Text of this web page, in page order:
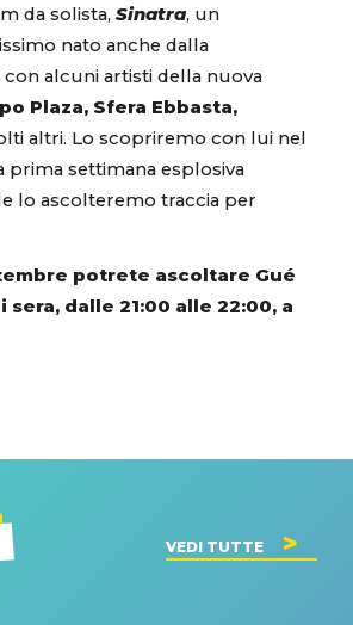
da solista, Sinatra, un
nato anche dalla
alcuni artisti della nuova
Plaza, Sfera Ebbasta,
altri. Lo scopriremo con lui nel
prima settimana esplosiva
lo ascolteremo traccia per
potrete ascoltare Gué
sera, dalle 21:00 alle 22:00, a
VEDI TUTTE